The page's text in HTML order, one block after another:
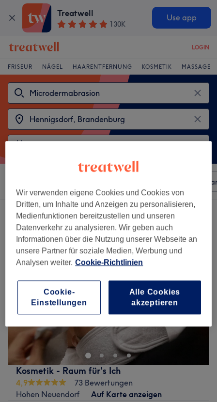
Treatwell
130K
Use app
LOGIN
FRISEUR NÄGEL HAARENTFERNUNG KOSMETIK MASSAGE
2 Salons die anbieten:
microdermabrasion in der Nähe von Hennigsdorf, Brandenburg
Kosmetik - Raum für's Ich
4,9
73 Bewertungen
Hohen Neuendorf
Auf Karte anzeigen
Wir verwenden eigene Cookies und Cookies von
Dritten, um Inhalte und Anzeigen zu personalisieren,
Medienfunktionen bereitzustellen und unseren
Datenverkehr zu analysieren. Wir geben auch
Informationen über die Nutzung unserer Webseite an
unsere Partner für soziale Medien, Werbung und
Analysen weiter. Cookie-Richtlinien
Cookie-
Einstellungen
Alle Cookies
akzeptieren